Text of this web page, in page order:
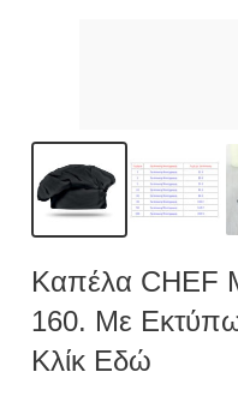
Καπέλα CHEF
160. Mε
Κλίκ Εδώ